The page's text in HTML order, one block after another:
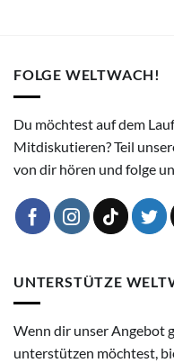
FOLGE WELTWACH!
Du möchtest auf dem
Mitdiskutieren? Teil
von dir hören und folge
UNTERSTÜTZE
Wenn dir unser Angebot
unterstützen möchtest,